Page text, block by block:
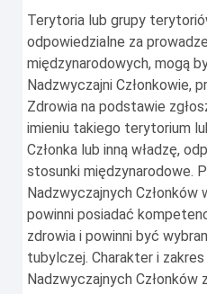
Terytoria lub grupy
odpowiedzialne za
międzynarodowych, mogą
Nadzwyczajni Członkowie,
Zdrowia na podstawie
imieniu takiego terytorium
Członka lub inną władzę,
stosunki międzynarodowe.
Nadzwyczajnych
powinni posiadać
zdrowia i powinni być
tubylczej. Charakter i
Nadzwyczajnych